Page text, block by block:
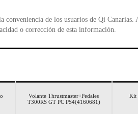
conveniencia de los usuarios de Qi
o corrección de esta información.
Volante Thrustmaster+Pedales
T300RS GT PC PS4(4160681)
Kit